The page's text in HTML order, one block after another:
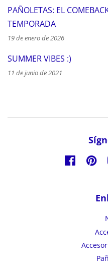
PAÑOLETAS: EL
TEMPORADA
19 de enero de 2026
SUMMER VIBES :)
11 de junio de 2021
Facebook